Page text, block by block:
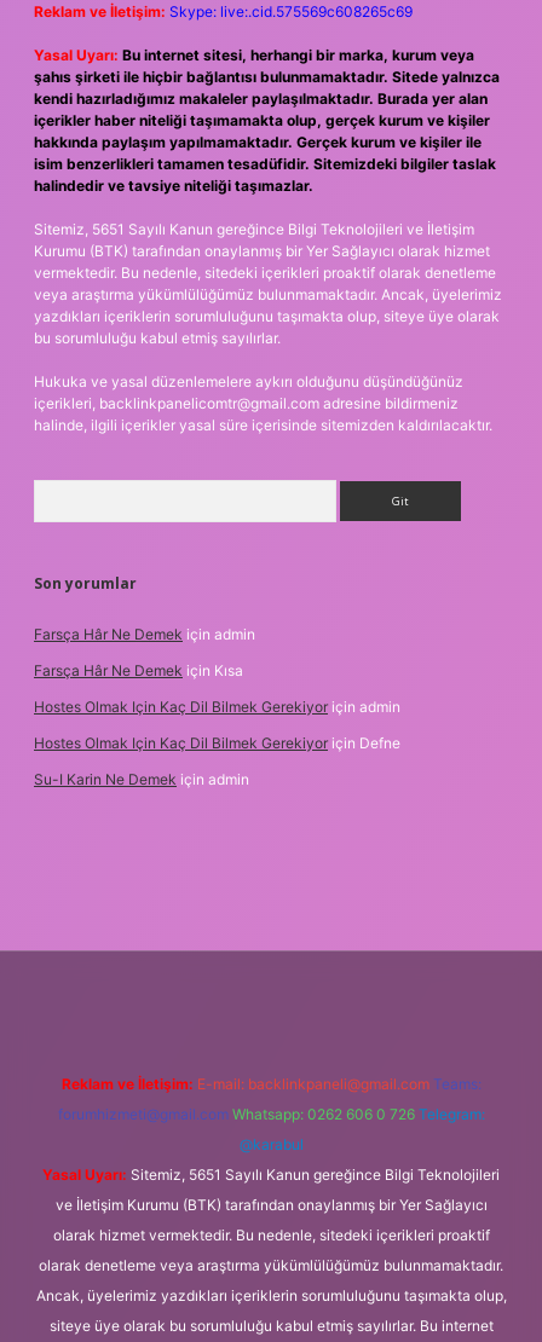
Reklam ve İletişim: Skype: live:.cid.575569c608265c69
Yasal Uyarı: Bu internet sitesi, herhangi bir marka, kurum veya
şahıs şirketi ile hiçbir bağlantısı bulunmamaktadır. Sitede yalnızca
kendi hazırladığımız makaleler paylaşılmaktadır. Burada yer alan
içerikler haber niteliği taşımamakta olup, gerçek kurum ve kişiler
hakkında paylaşım yapılmamaktadır. Gerçek kurum ve kişiler ile
isim benzerlikleri tamamen tesadüfidir. Sitemizdeki bilgiler taslak
halindedir ve tavsiye niteliği taşımazlar.
Sitemiz, 5651 Sayılı Kanun gereğince Bilgi Teknolojileri ve İletişim
Kurumu (BTK) tarafından onaylanmış bir Yer Sağlayıcı olarak hizmet
vermektedir. Bu nedenle, sitedeki içerikleri proaktif olarak denetleme
veya araştırma yükümlülüğümüz bulunmamaktadır. Ancak, üyelerimiz
yazdıkları içeriklerin sorumluluğunu taşımakta olup, siteye üye olarak
bu sorumluluğu kabul etmiş sayılırlar.
Hukuka ve yasal düzenlemelere aykırı olduğunu düşündüğünüz
içerikleri, backlinkpanelicomtr@gmail.com adresine bildirmeniz
halinde, ilgili içerikler yasal süre içerisinde sitemizden kaldırılacaktır.
Son yorumlar
Farsça Hâr Ne Demek için admin
Farsça Hâr Ne Demek için Kısa
Hostes Olmak Için Kaç Dil Bilmek Gerekiyor için admin
Hostes Olmak Için Kaç Dil Bilmek Gerekiyor için Defne
Su-I Karin Ne Demek için admin
Reklam ve İletişim: E-mail: backlinkpaneli@gmail.com Teams:
forumhizmeti@gmail.com Whatsapp: 0262 606 0 726 Telegram:
@karabul
Yasal Uyarı: Sitemiz, 5651 Sayılı Kanun gereğince Bilgi Teknolojileri
ve İletişim Kurumu (BTK) tarafından onaylanmış bir Yer Sağlayıcı
olarak hizmet vermektedir. Bu nedenle, sitedeki içerikleri proaktif
olarak denetleme veya araştırma yükümlülüğümüz bulunmamaktadır.
Ancak, üyelerimiz yazdıkları içeriklerin sorumluluğunu taşımakta olup,
siteye üye olarak bu sorumluluğu kabul etmiş sayılırlar. Bu internet